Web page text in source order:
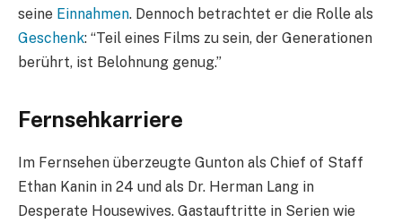
seine Einnahmen. Dennoch betrachtet er die Rolle als
Geschenk: “Teil eines Films zu sein, der Generationen
berührt, ist Belohnung genug.”
Fernsehkarriere
Im Fernsehen überzeugte Gunton als Chief of Staff
Ethan Kanin in 24 und als Dr. Herman Lang in
Desperate Housewives. Gastauftritte in Serien wie